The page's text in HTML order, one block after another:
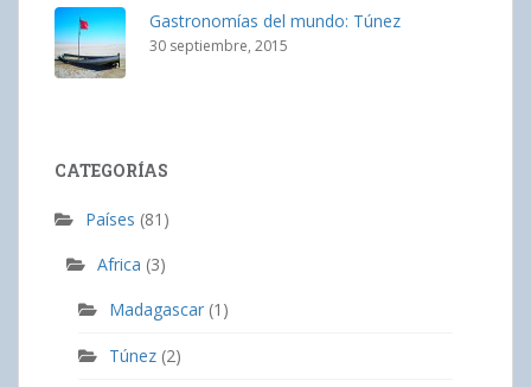
Gastronomías del mundo: Túnez
30 septiembre, 2015
CATEGORÍAS
Países (81)
Africa (3)
Madagascar (1)
Túnez (2)